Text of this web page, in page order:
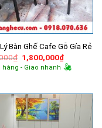
Bàn Ghế Cafe Gỗ Gía Rẻ
₫ Giá
gốc
là:
1,800,000₫Giá
hiện
tại
hàng - Giao nhanh